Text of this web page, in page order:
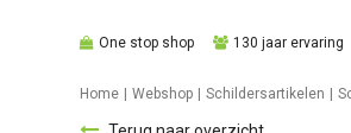
One stop shop 130 jaar ervaring
Home Webshop Schildersartikelen